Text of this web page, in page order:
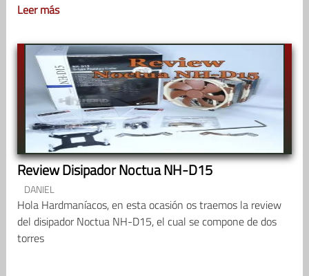
Leer más
Review Disipador Noctua NH-D15
DANIEL
Hola Hardmaníacos, en esta ocasión os traemos la review
del disipador Noctua NH-D15, el cual se compone de dos
torres